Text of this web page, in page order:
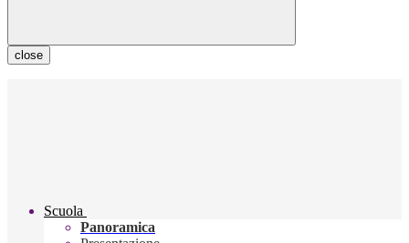
close
Scuola
Panoramica